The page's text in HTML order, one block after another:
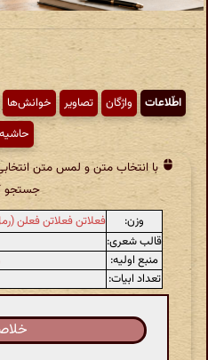
اطّلاعات واژگان تصاویر خوانش‌ها
با انتخاب متن و لمس متن
جستجو
وزن:
فعلاتن فعلاتن
قالب شعری:
منبع اولیه:
تعداد ابیات: